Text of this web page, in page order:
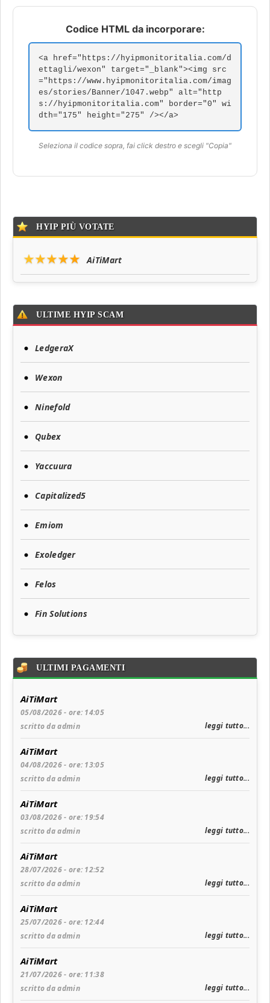
HYIP PIÙ VOTATE
★★★★★ AiTiMart
ULTIME HYIP SCAM
LedgeraX
Wexon
Ninefold
Qubex
Yaccuura
Capitalized5
Emiom
Exoledger
Felos
Fin Solutions
ULTIMI PAGAMENTI
AiTiMart
05/08/2026 - ore: 14:05
scritto da admin
leggi tutto...
AiTiMart
04/08/2026 - ore: 13:05
scritto da admin
leggi tutto...
AiTiMart
03/08/2026 - ore: 19:54
scritto da admin
leggi tutto...
AiTiMart
28/07/2026 - ore: 12:52
scritto da admin
leggi tutto...
AiTiMart
25/07/2026 - ore: 12:44
scritto da admin
leggi tutto...
AiTiMart
21/07/2026 - ore: 11:38
scritto da admin
leggi tutto...
Codice HTML da incorporare:
<a href="https://hyipmonitoritalia.com/d
ettagli/wexon" target="_blank"><img src
="https://www.hyipmonitoritalia.com/imag
es/stories/Banner/1047.webp" alt="http
s://hyipmonitoritalia.com" border="0" wi
dth="175" height="275" /></a>
Seleziona il codice sopra, fai click destro e scegli "Copia"